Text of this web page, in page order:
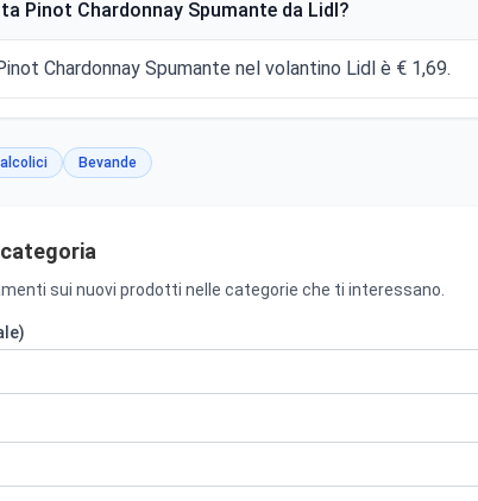
Pinot Chardonnay Spumante da Lidl?
Chardonnay Spumante nel volantino Lidl è € 1,69.
Bevande
sui nuovi prodotti nelle categorie che ti interessano.